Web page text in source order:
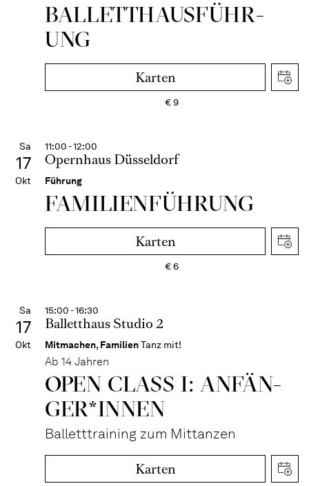
BALLETT­HAUS­FÜHR­
UNG
Karten
€9
Sa
17
Okt
11:00 - 12:00
Opernhaus Düsseldorf
Führung
FAMI­LIEN­FÜH­RUNG
Karten
€6
Sa
17
Okt
15:00 - 16:30
Balletthaus Studio 2
Mitmachen, FamilienTanz mit!
Ab 14 Jahren
OPEN CLASS I: ANFÄN­
GER*IN­NEN
Balletttraining zum Mittanzen
Karten